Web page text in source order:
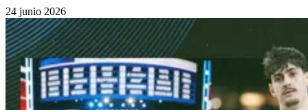
24 junio 2026